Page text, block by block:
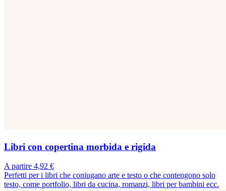
Libri con copertina morbida e rigida
A partire 4,92 €
Perfetti per i libri che coniugano arte e testo o che contengono solo
testo, come portfolio, libri da cucina, romanzi, libri per bambini ecc.